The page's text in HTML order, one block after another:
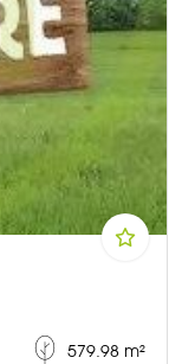
579.98 m²